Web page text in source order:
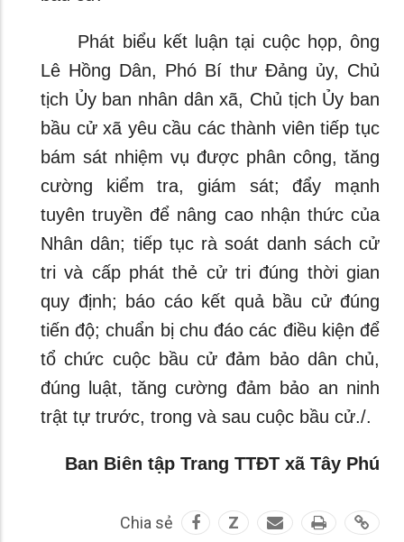
Phát biểu kết luận tại cuộc họp, ông
Lê Hồng Dân, Phó Bí thư Đảng ủy, Chủ
tịch Ủy ban nhân dân xã, Chủ tịch Ủy ban
bầu cử xã yêu cầu các thành viên tiếp tục
bám sát nhiệm vụ được phân công, tăng
cường kiểm tra, giám sát; đẩy mạnh
tuyên truyền để nâng cao nhận thức của
Nhân dân; tiếp tục rà soát danh sách cử
tri và cấp phát thẻ cử tri đúng thời gian
quy định; báo cáo kết quả bầu cử đúng
tiến độ; chuẩn bị chu đáo các điều kiện để
tổ chức cuộc bầu cử đảm bảo dân chủ,
đúng luật, tăng cường đảm bảo an ninh
trật tự trước, trong và sau cuộc bầu cử./.
Ban Biên tập Trang TTĐT xã Tây Phú
Chia sẻ Z